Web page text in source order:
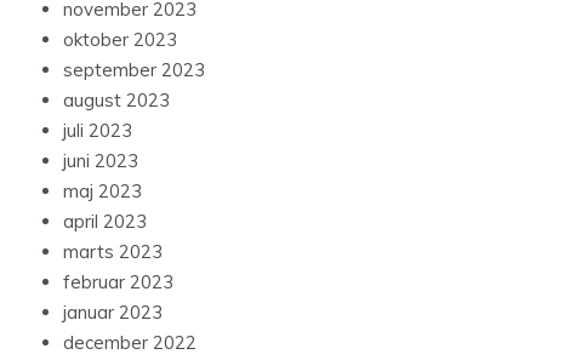
november 2023
oktober 2023
september 2023
august 2023
juli 2023
juni 2023
maj 2023
april 2023
marts 2023
februar 2023
januar 2023
december 2022